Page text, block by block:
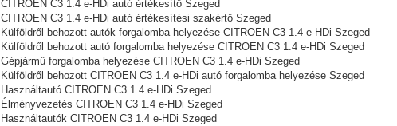
CITROEN C3 1.4 e-HDi autó értékesítő Szeged
CITROEN C3 1.4 e-HDi autó értékesítési szakértő Szeged
Külföldről behozott autók forgalomba helyezése CITROEN C3 1.4 e-HDi Szeged
Külföldről behozott autó forgalomba helyezése CITROEN C3 1.4 e-HDi Szeged
Gépjármű forgalomba helyezése CITROEN C3 1.4 e-HDi Szeged
Külföldről behozott CITROEN C3 1.4 e-HDi autó forgalomba helyezése Szeged
Használtautó‎ CITROEN C3 1.4 e-HDi Szeged
Élményvezetés CITROEN C3 1.4 e-HDi Szeged
Használtautó‎k CITROEN C3 1.4 e-HDi Szeged